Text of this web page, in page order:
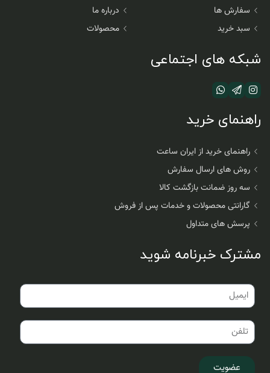
سفارش ها
سبد خرید
شبکه های اجتماعی
درباره ما
محصولات
راهنمای خرید
راهنمای خرید از ایران ساعت
روش های ارسال سفارش
سه روز ضمانت بازگشت کالا
گارانتی محصولات و خدمات پس از فروش
پرسش های متداول
مشترک خبرنامه شوید
عضویت